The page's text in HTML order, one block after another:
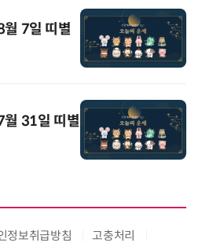
7일 띠별
31일 띠별
정보취급방침 고충처리